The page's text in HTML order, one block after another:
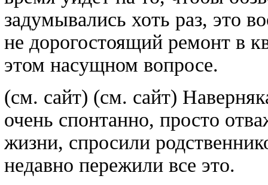
задумывались хоть раз, это
не дорогостоящий ремонт в
этом насущном вопросе.
(см. сайт) (см. сайт)
очень спонтанно, просто
жизни, спросили
недавно пережили все это.